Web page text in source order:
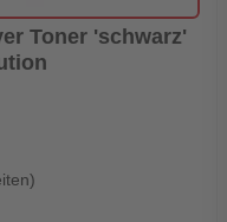
Toner 'schwarz'